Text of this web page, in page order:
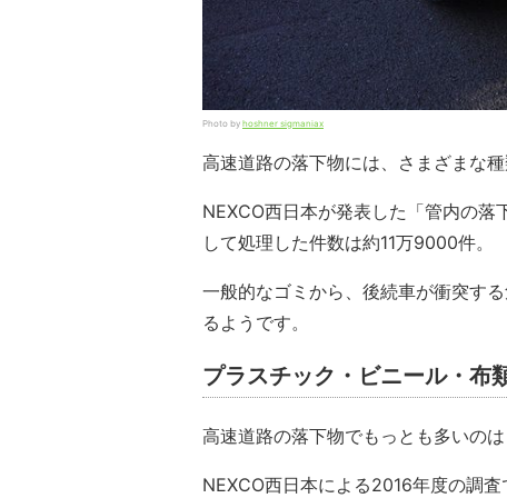
Photo by hoshner sigmaniax
高速道路の落下物には、さまざまな種
NEXCO西日本が発表した「管内の落
して処理した件数は約11万9000件。
一般的なゴミから、後続車が衝突す
るようです。
プラスチック・ビニール・布
高速道路の落下物でもっとも多いの
NEXCO西日本による2016年度の調